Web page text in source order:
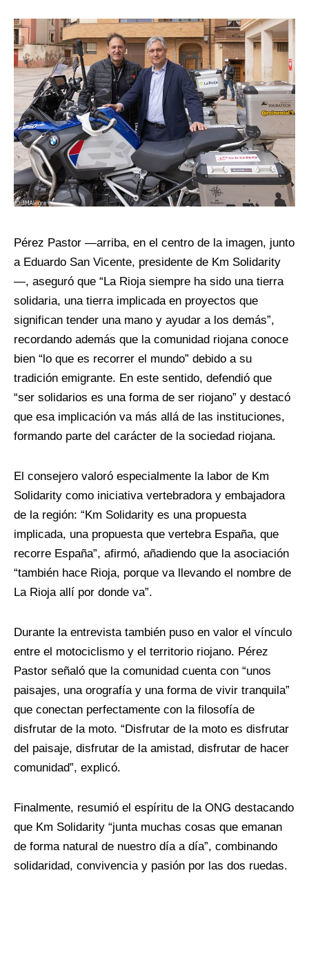
Pérez Pastor —arriba, en el centro de la imagen, junto
a Eduardo San Vicente, presidente de Km Solidarity
—, aseguró que “La Rioja siempre ha sido una tierra
solidaria, una tierra implicada en proyectos que
significan tender una mano y ayudar a los demás”,
recordando además que la comunidad riojana conoce
bien “lo que es recorrer el mundo” debido a su
tradición emigrante. En este sentido, defendió que
“ser solidarios es una forma de ser riojano” y destacó
que esa implicación va más allá de las instituciones,
formando parte del carácter de la sociedad riojana.
El consejero valoró especialmente la labor de Km
Solidarity como iniciativa vertebradora y embajadora
de la región: “Km Solidarity es una propuesta
implicada, una propuesta que vertebra España, que
recorre España”, afirmó, añadiendo que la asociación
“también hace Rioja, porque va llevando el nombre de
La Rioja allí por donde va”.
Durante la entrevista también puso en valor el vínculo
entre el motociclismo y el territorio riojano. Pérez
Pastor señaló que la comunidad cuenta con “unos
paisajes, una orografía y una forma de vivir tranquila”
que conectan perfectamente con la filosofía de
disfrutar de la moto. “Disfrutar de la moto es disfrutar
del paisaje, disfrutar de la amistad, disfrutar de hacer
comunidad”, explicó.
Finalmente, resumió el espíritu de la ONG destacando
que Km Solidarity “junta muchas cosas que emanan
de forma natural de nuestro día a día”, combinando
solidaridad, convivencia y pasión por las dos ruedas.